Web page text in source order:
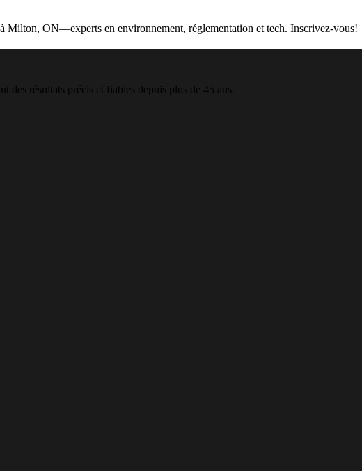
Milton, ON—experts en environnement, réglementation et tech. Inscrivez-vous!
des résultats précis et fiables depuis plus de 45 ans.